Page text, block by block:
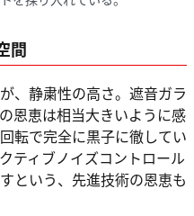
間
、静粛性の高さ。遮音ガラ
恩恵は相当大きいように感
転で完全に黒子に徹してい
ティブノイズコントロール
という、先進技術の恩恵も